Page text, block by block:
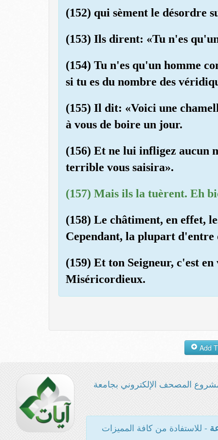
(152) qui sèment le désordre
(153) Ils dirent: «Tu n'es
(154) Tu n'es qu'un homme
si tu es du nombre des
(155) Il dit: «Voici une
à vous de boire un jour.
(156) Et ne lui infligez aucun
terrible vous saisira».
(157) Mais ils la tuèrent. Eh
(158) Le châtiment, en effet,
Cependant, la plupart d'entre
(159) Et ton Seigneur, c'est
Miséricordieux.
المصحف الإلكتروني بجامعة
- للاستفادة من كافة المميزات